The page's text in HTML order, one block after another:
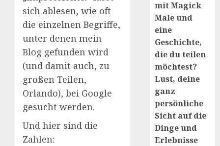
sich ablesen, wie oft
die einzelnen Begriffe,
unter denen mein
Blog gefunden wird
(und damit auch, zu
großen Teilen,
Orlando), bei Google
gesucht werden.
Und hier sind die
Zahlen:
mit Magick
Male und
eine
Geschichte,
die du teilen
möchtest?
Lust, deine
ganz
persönliche
Sicht auf die
Dinge und
Erlebnisse